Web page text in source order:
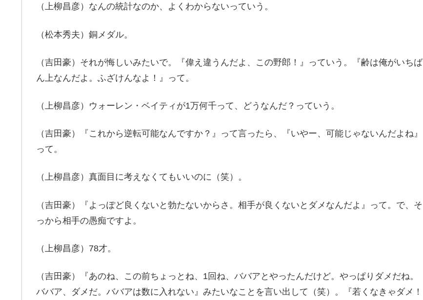
（上柳昌彦）なんの統計なのか、よくわからないっていう。
（松本秀夫）銅メダル。
（吉田豪）それが悔しいみたいで。『偉え違うんだよ、この野郎！』っていう。『齢は俺がいちば
ん上なんだよ。ふざけんなよ！』って。
（上柳昌彦）ウォーレン・ベイティが1万何千って、どうなんだ？っていう。
（吉田豪）『これから逆転可能なんですか？』って言ったら、『いやー、可能じゃないんだよね』
って。
（上柳昌彦）真面目に考えなくてもいいのに（笑）。
（吉田豪）『よっぽど良くないと勃たないからさ。相手が良くないとダメなんだよ』って。で、そ
っから相手の愚痴ですよ。
（上柳昌彦）78才。
（吉田豪）『あのね、この前ちょっとね、1回ね、ババアとやったんだけど。やっぱりダメだね。
ババア、ダメだ。ババアは数に入れない』みたいなことを言い出して（笑）。『若くなきゃダメ！